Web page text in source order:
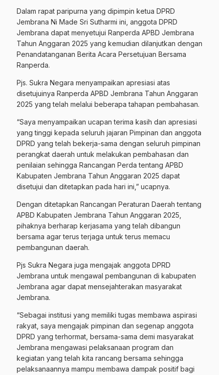
Dalam rapat paripurna yang dipimpin ketua DPRD
Jembrana Ni Made Sri Sutharmi ini, anggota DPRD
Jembrana dapat menyetujui Ranperda APBD Jembrana
Tahun Anggaran 2025 yang kemudian dilanjutkan dengan
Penandatanganan Berita Acara Persetujuan Bersama
Ranperda.
Pjs. Sukra Negara menyampaikan apresiasi atas
disetujuinya Ranperda APBD Jembrana Tahun Anggaran
2025 yang telah melalui beberapa tahapan pembahasan.
“Saya menyampaikan ucapan terima kasih dan apresiasi
yang tinggi kepada seluruh jajaran Pimpinan dan anggota
DPRD yang telah bekerja-sama dengan seluruh pimpinan
perangkat daerah untuk melakukan pembahasan dan
penilaian sehingga Rancangan Perda tentang APBD
Kabupaten Jembrana Tahun Anggaran 2025 dapat
disetujui dan ditetapkan pada hari ini,” ucapnya.
Dengan ditetapkan Rancangan Peraturan Daerah tentang
APBD Kabupaten Jembrana Tahun Anggaran 2025,
pihaknya berharap kerjasama yang telah dibangun
bersama agar terus terjaga untuk terus memacu
pembangunan daerah.
Pjs Sukra Negara juga mengajak anggota DPRD
Jembrana untuk mengawal pembangunan di kabupaten
Jembrana agar dapat mensejahterakan masyarakat
Jembrana.
“Sebagai institusi yang memiliki tugas membawa aspirasi
rakyat, saya mengajak pimpinan dan segenap anggota
DPRD yang terhormat, bersama-sama demi masyarakat
Jembrana mengawasi pelaksanaan program dan
kegiatan yang telah kita rancang bersama sehingga
pelaksanaannya mampu membawa dampak positif bagi